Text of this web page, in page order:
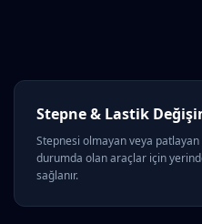
Stepne & Lastik
Stepnesi olmayan veya
durumda olan araçlar için
sağlanır.